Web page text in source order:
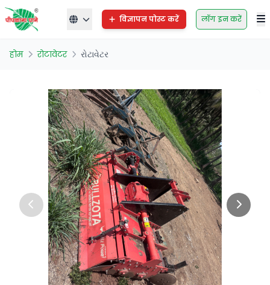
विज्ञापन पोस्ट करें लॉग इन करें
होम रोटावेटर રોટાવેટર